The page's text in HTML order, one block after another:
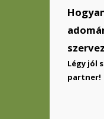
Légy jól
partner!